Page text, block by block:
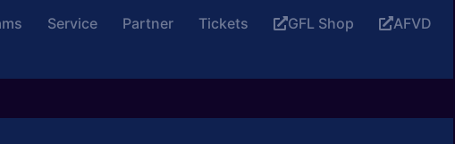
Service Partner Tickets GFL Shop AFVD